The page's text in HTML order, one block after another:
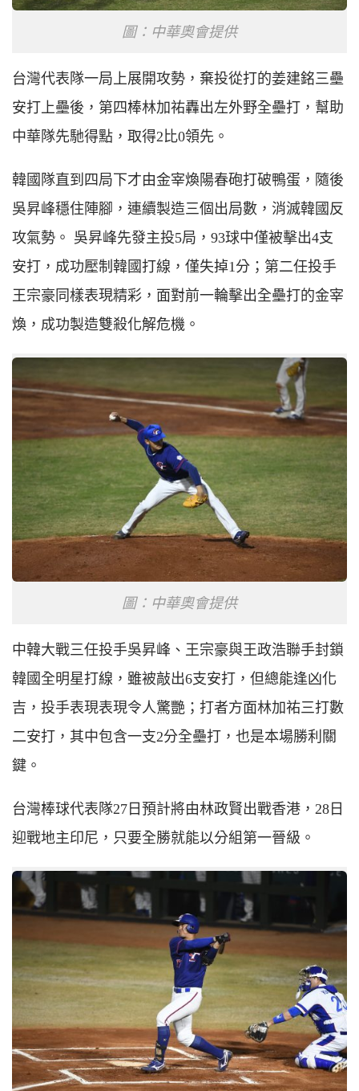
圖：中華奧會提供
台灣代表隊一局上展開攻勢，棄投從打的姜建銘三壘
安打上壘後，第四棒林加祐轟出左外野全壘打，幫助
中華隊先馳得點，取得2比0領先。
韓國隊直到四局下才由金宰煥陽春砲打破鴨蛋，隨後
吳昇峰穩住陣腳，連續製造三個出局數，消滅韓國反
攻氣勢。 吳昇峰先發主投5局，93球中僅被擊出4支
安打，成功壓制韓國打線，僅失掉1分；第二任投手
王宗豪同樣表現精彩，面對前一輪擊出全壘打的金宰
煥，成功製造雙殺化解危機。
圖：中華奧會提供
中韓大戰三任投手吳昇峰、王宗豪與王政浩聯手封鎖
韓國全明星打線，雖被敲出6支安打，但總能逢凶化
吉，投手表現表現令人驚艷；打者方面林加祐三打數
二安打，其中包含一支2分全壘打，也是本場勝利關
鍵。
台灣棒球代表隊27日預計將由林政賢出戰香港，28日
迎戰地主印尼，只要全勝就能以分組第一晉級。